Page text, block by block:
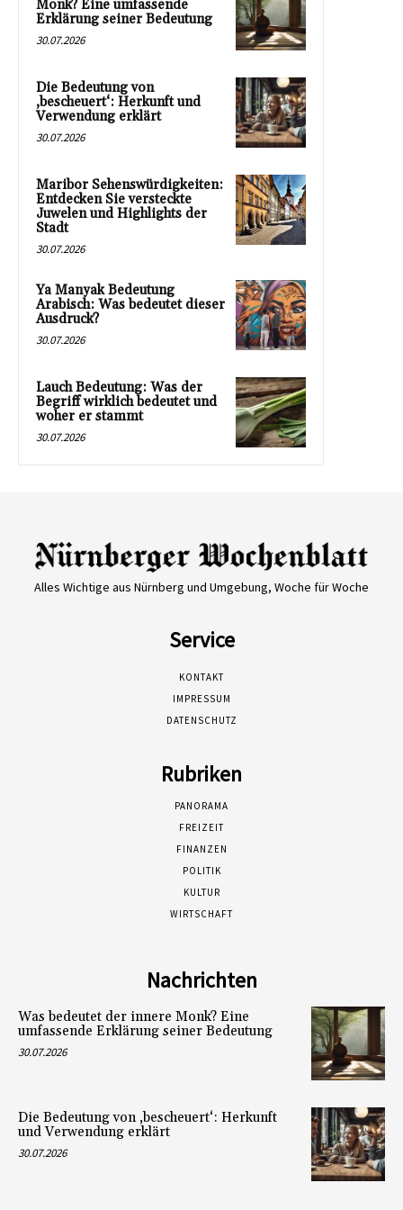
Monk? Eine umfassende
Erklärung seiner Bedeutung
30.07.2026
Die Bedeutung von
‚bescheuert‘: Herkunft und
Verwendung erklärt
30.07.2026
Maribor Sehenswürdigkeiten:
Entdecken Sie versteckte
Juwelen und Highlights der
Stadt
30.07.2026
Ya Manyak Bedeutung
Arabisch: Was bedeutet dieser
Ausdruck?
30.07.2026
Lauch Bedeutung: Was der
Begriff wirklich bedeutet und
woher er stammt
30.07.2026
Alles Wichtige aus Nürnberg und Umgebung, Woche für Woche
Service
KONTAKT
IMPRESSUM
DATENSCHUTZ
Rubriken
PANORAMA
FREIZEIT
FINANZEN
POLITIK
KULTUR
WIRTSCHAFT
Nachrichten
Was bedeutet der innere Monk? Eine
umfassende Erklärung seiner Bedeutung
30.07.2026
Die Bedeutung von ‚bescheuert‘: Herkunft
und Verwendung erklärt
30.07.2026